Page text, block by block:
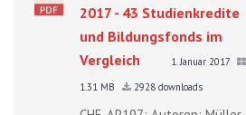
2017 - 43 Studienkredite
und Bildungsfonds im
Vergleich
1. Januar 2017
1.31 MB
2928 downloads